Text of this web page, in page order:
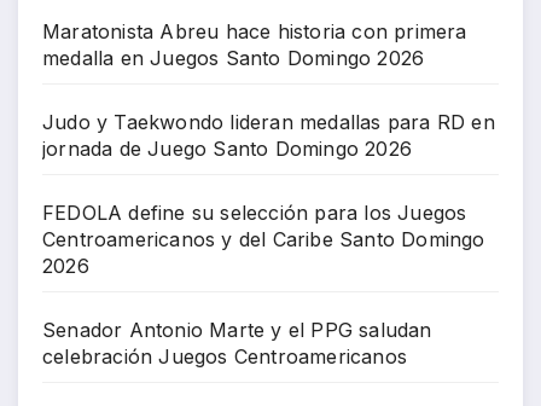
Maratonista Abreu hace historia con primera
medalla en Juegos Santo Domingo 2026
Judo y Taekwondo lideran medallas para RD en
jornada de Juego Santo Domingo 2026
FEDOLA define su selección para los Juegos
Centroamericanos y del Caribe Santo Domingo
2026
Senador Antonio Marte y el PPG saludan
celebración Juegos Centroamericanos